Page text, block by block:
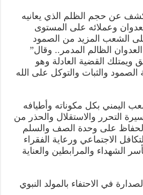
عن حجم الظلم الذي يعانيه
وعملائه على المستوى
الشعب المزيد من الصمود
الظالم المدمر.. وقال”
القضية العادلة وهو
والثبات والتوكل على الله
اليمني بكل مكوناته وأطيافه
التحرر والاستقلال والحذر من
على وحدة الصف والسلم
الاجتماعي ورعاية الفقراء
الشهداء والمرابطين والعناية
في الاحتفاء بالمولد النبوي